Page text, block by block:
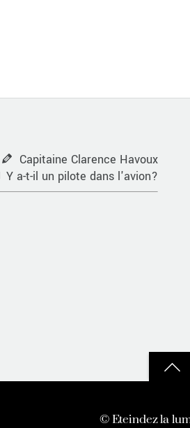
Capitaine Clarence Havoux
Y a-t-il un pilote dans l'avion?
Back
top
©Eteindez la